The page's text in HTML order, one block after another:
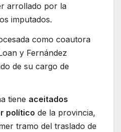
arrollado por la
imputados.
como coautora
y Fernández
de su cargo de
tiene aceitados
político de la provincia,
tramo del traslado de